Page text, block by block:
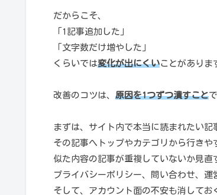
だからこそ、
「1記事追加した」
「文字数だけ増やした」
くらいでは変化が出にくいことがありま
改善のコツは、 原因を1つずつ潰すこと
まずは、サイト内で本当に読まれたい記
その記事へトップやカテゴリから行きや
似た内容の記事が重複していないか見直
プライバシーポリシー、問い合わせ、運
そして、アカウント面の不安も消してお